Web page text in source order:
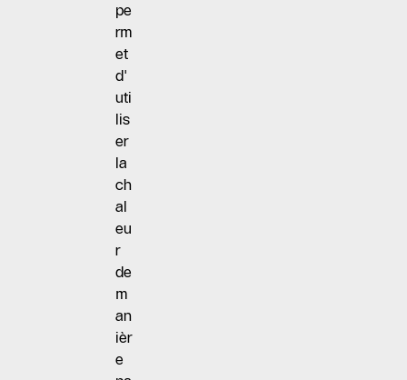
pe
rm
et
d'
uti
lis
er
la
ch
al
eu
r
de
m
an
ièr
e